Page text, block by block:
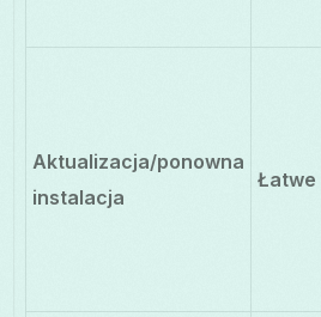
Aktualizacja/ponowna
instalacja
Łatwe